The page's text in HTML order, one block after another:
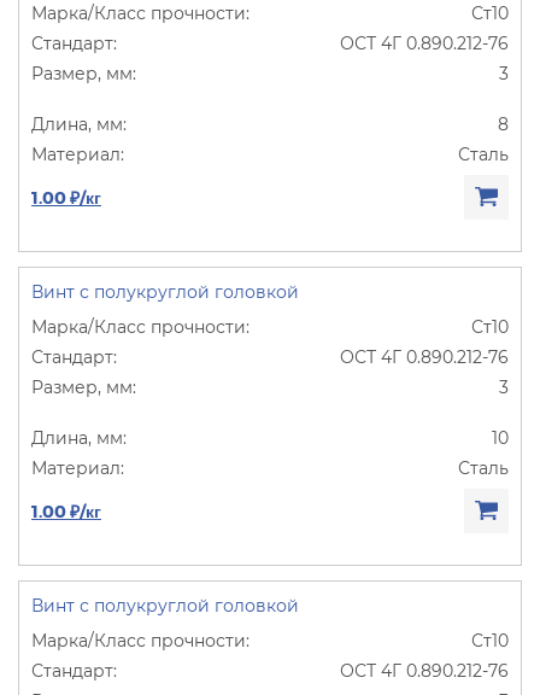
Ст10
ОСТ 4Г 0.890.212-76
3
8
Сталь
1.00 ₽/кг
Винт с полукруглой головкой
Ст10
ОСТ 4Г 0.890.212-76
3
10
Сталь
1.00 ₽/кг
Винт с полукруглой головкой
Ст10
ОСТ 4Г 0.890.212-76